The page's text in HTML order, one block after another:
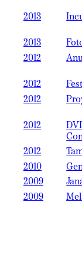
2013
2013
2012
2012
2012
2012
2012
2010
2009
2009